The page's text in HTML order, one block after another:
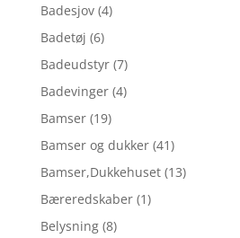
Badesjov (4)
Badetøj (6)
Badeudstyr (7)
Badevinger (4)
Bamser (19)
Bamser og dukker (41)
Bamser,Dukkehuset (13)
Bæreredskaber (1)
Belysning (8)